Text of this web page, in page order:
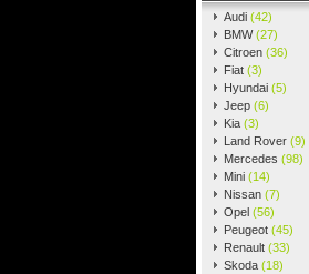
Audi (42)
BMW(27)
Citroen (36)
Fiat (3)
Hyundai (5)
Jeep (6)
Kia (3)
Land Rover (9)
Mercedes (98)
Mini (14)
Nissan (7)
Opel (56)
Peugeot (45)
Renault (33)
Skoda (18)